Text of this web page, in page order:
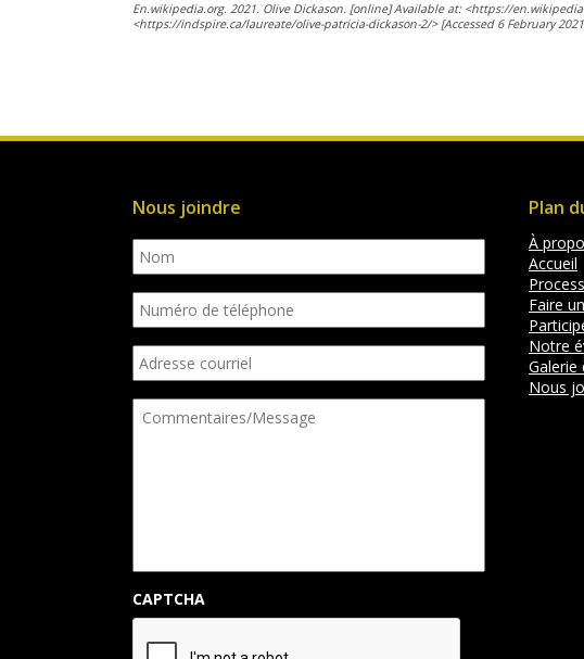
En.wikipedia.org. 2021. Olive Dickason. [online] Available at: <https://
<https://indspire.ca/laureate/olive-patricia-dickason-2/> [Accessed 6 February
Nous joindre
Nom
Numéro
de
Adresse
courriel
Commentaires/Message
CAPTCHA
Plan
À
Accueil
Faire
Notre
Galerie
Nous